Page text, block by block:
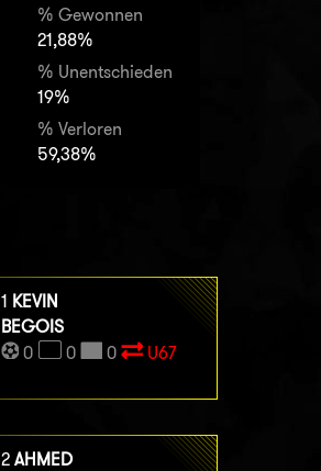
% Gewonnen
21,88%
% Unentschieden
19%
% Verloren
59,38%
1 KEVIN
BEGOIS
0
0 0 U67
2 AHMED